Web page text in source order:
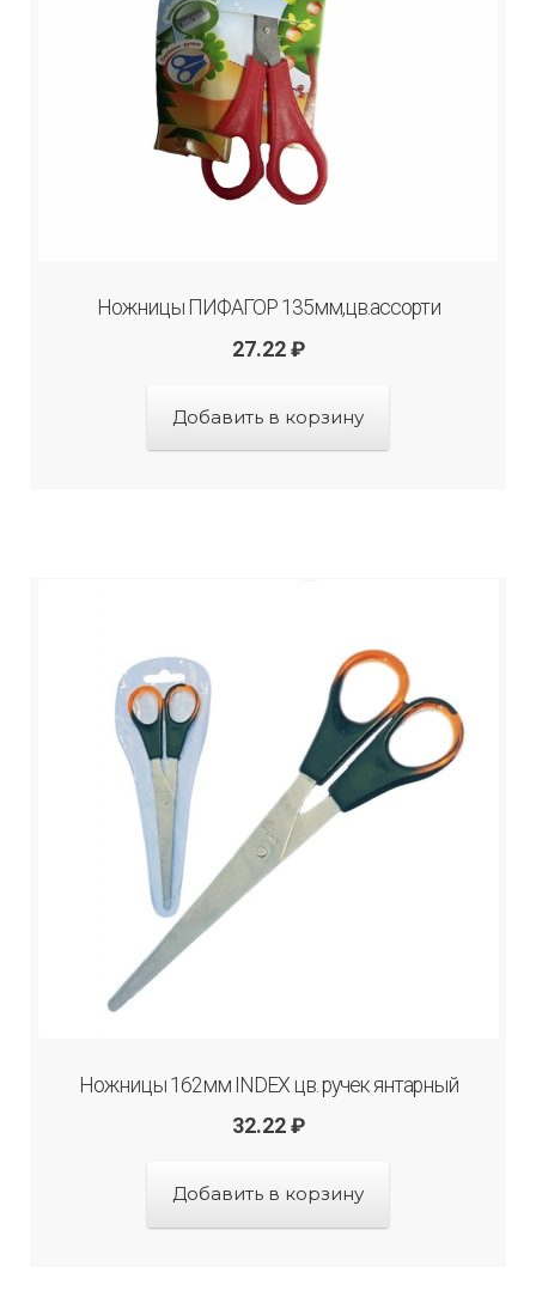
Ножницы ПИФАГОР 135мм,цв.ассорти
27.22 ₽
Добавить в корзину
Ножницы 162мм INDEX цв. ручек янтарный
32.22 ₽
Добавить в корзину